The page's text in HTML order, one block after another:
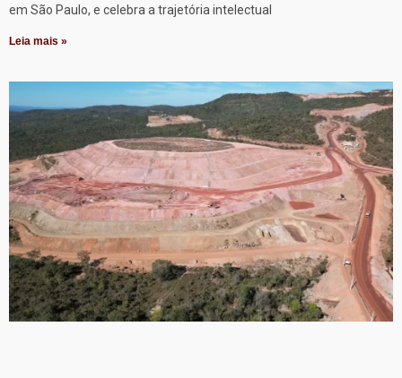
em São Paulo, e celebra a trajetória intelectual
Leia mais »